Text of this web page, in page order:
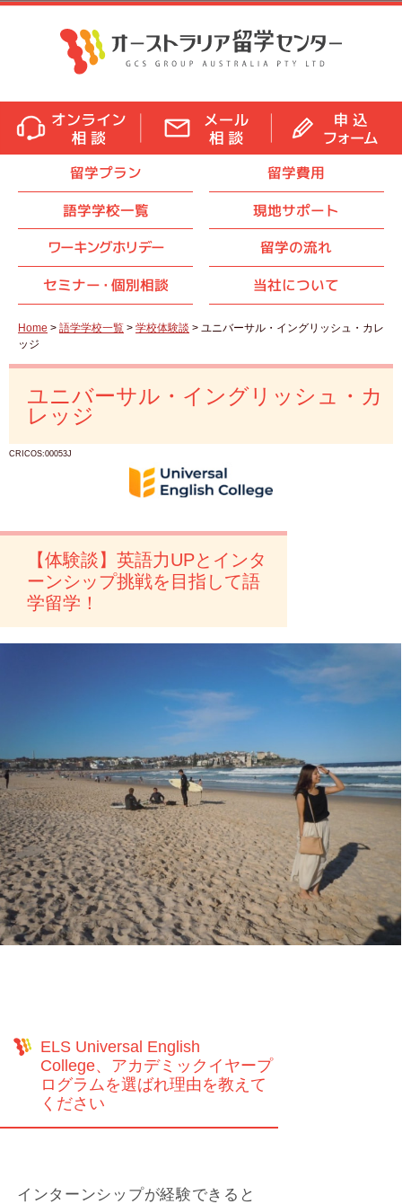
留学プラン
留学費用
語学学校一覧
現地サポート
ワーキングホリデー
留学の流れ
セミナー・ 個別相談 当社について
Home > 語学学校一覧 > 学校体験談 > ユニバーサル・イングリッシュ・カレ
ッジ
ユニバーサル・イングリッシュ・カ
レッジ
CRICOS:00053J
【体験談】英語力UPとインタ
ーンシップ挑戦を目指して語
学留学！
ELS Universal English
College、アカデミックイヤープ
ログラムを選ばれ理由を教えて
ください
インターンシップが経験できると